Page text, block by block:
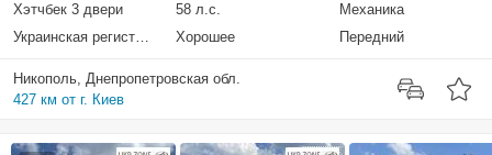
Хэтчбек 3 двери
58 л.с.
Механика
Украинская регистрация
Хорошее Передний
Никополь, Днепропетровская обл.
427 км от г. Киев